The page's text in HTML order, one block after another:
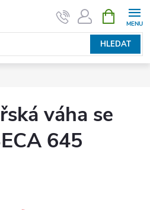
HLEDAT
NÁKUPNÍ
KOŠÍK
váha se
645